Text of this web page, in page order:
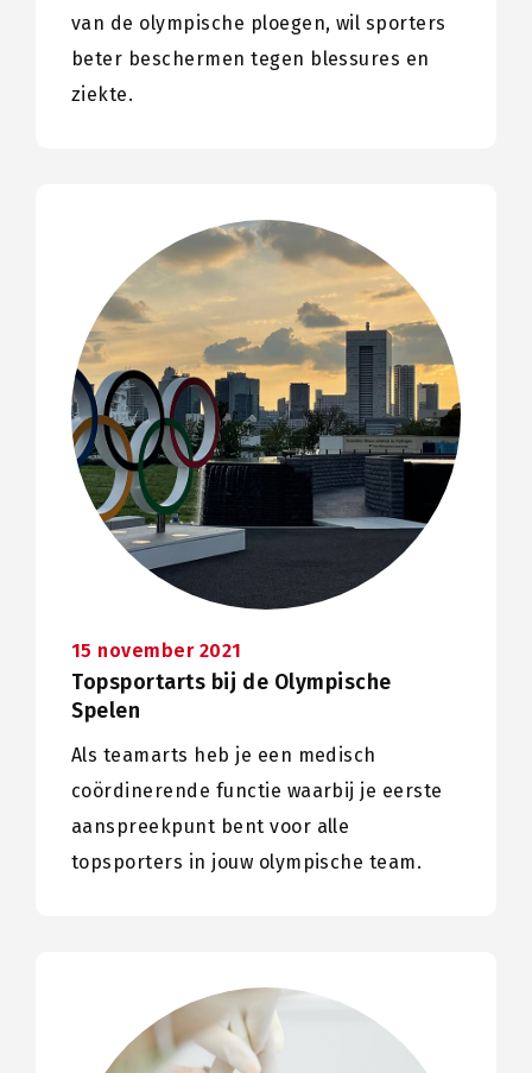
van de olympische ploegen, wil sporters
beter beschermen tegen blessures en
ziekte.
15 november 2021
Topsportarts bij de Olympische
Spelen
Als teamarts heb je een medisch
coördinerende functie waarbij je eerste
aanspreekpunt bent voor alle
topsporters in jouw olympische team.